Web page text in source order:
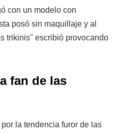
con un modelo con
posó sin maquillaje y al
trikinis" escribió provocando
fan de las
la tendencia furor de las